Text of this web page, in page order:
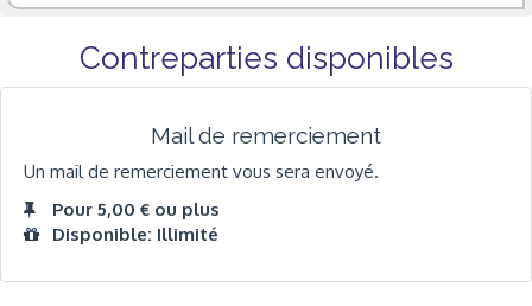
Contreparties disponibles
Mail de remerciement
Un mail de remerciement vous sera envoyé.
Pour 5,00 € ou plus
Disponible: Illimité